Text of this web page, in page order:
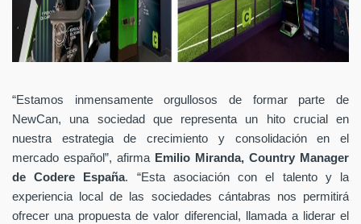
“Estamos inmensamente orgullosos de formar parte de
NewCan, una sociedad que representa un hito crucial en
nuestra estrategia de crecimiento y consolidación en el
mercado español”, afirma Emilio Miranda, Country Manager
de Codere España. “Esta asociación con el talento y la
experiencia local de las sociedades cántabras nos permitirá
ofrecer una propuesta de valor diferencial, llamada a liderar el